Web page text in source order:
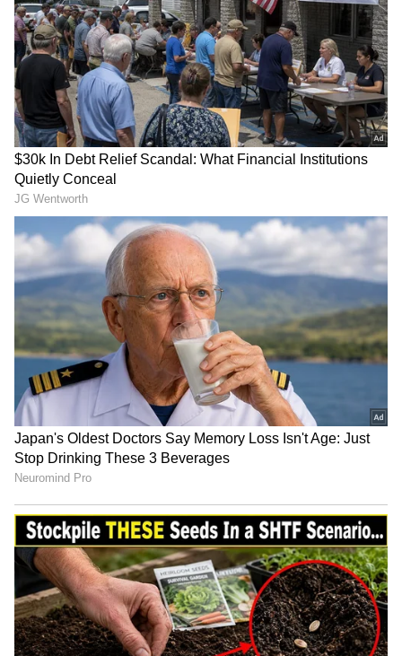
Related Articles
Skipping Benefits : உடல் எடையை
கட்டுக்குப்பாக வைக்க இந்த ஒரே ஒரு
'Exercise' செஞ்சா போதும்!
Breath Exercise: காலை எழுந்ததும் உடல்
ஆரோக்கியமாக இருக்க...இந்த மூச்சு
பயிற்சி கடைபிடிப்பது அவசியம்...
3
7
Image Credit :Getty